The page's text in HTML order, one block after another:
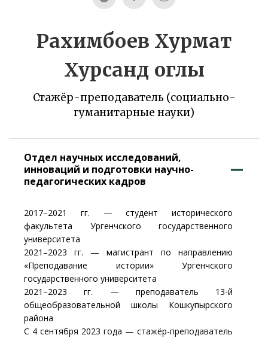
Рахимбоев Хурмат
Хурсанд оглы
Стажёр-преподаватель (социально-
гуманитарные науки)
Отдел научных исследований,
инноваций и подготовки научно-
педагогических кадров
2017–2021 гг. — студент исторического
факультета Ургенчского государственного
университета
2021–2023 гг. — магистрант по направлению
«Преподавание истории» Ургенчского
государственного университета
2021–2023 гг. — преподаватель 13-й
общеобразовательной школы Кошкупырского
района
С 4 сентября 2023 года — стажёр-преподаватель